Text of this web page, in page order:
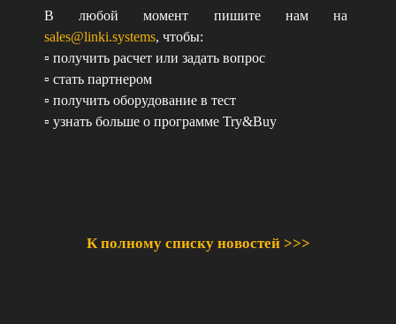
В любой момент пишите нам на
sales@linki.systems, чтобы:
▫️ получить расчет или задать вопрос
▫️ стать партнером
▫️ получить оборудование в тест
▫️ узнать больше о программе Try&Buy
К полному списку новостей >>>